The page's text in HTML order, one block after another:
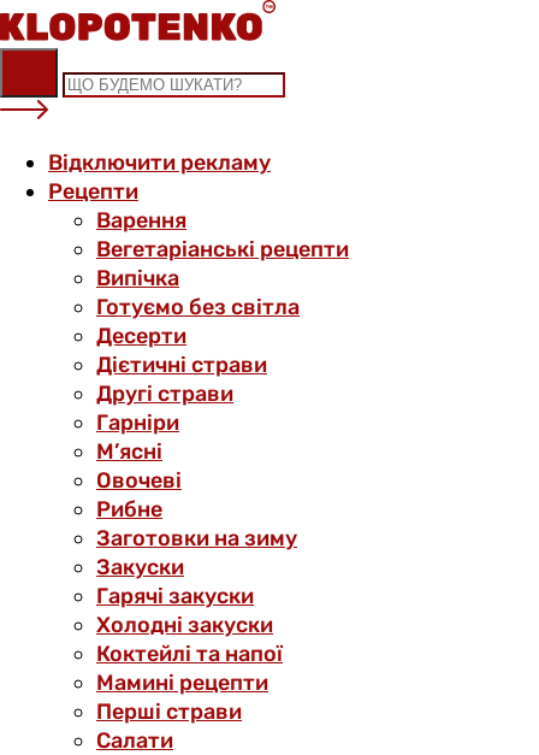
Skip
to
content
Відключити рекламу
Рецепти
Варення
Вегетаріанські рецепти
Випічка
Готуємо без світла
Десерти
Дієтичні страви
Другі страви
Гарніри
М’ясні
Овочеві
Рибне
Заготовки на зиму
Закуски
Гарячі закуски
Холодні закуски
Коктейлі та напої
Мамині рецепти
Перші страви
Салати